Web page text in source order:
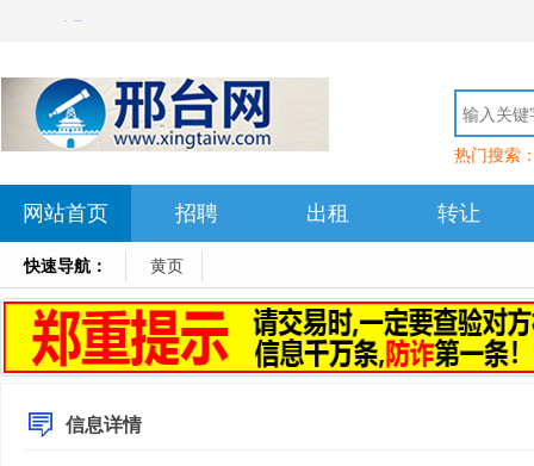
热门搜索
网站首页 招聘 出租 转让
快速导航： 黄页
信息详情